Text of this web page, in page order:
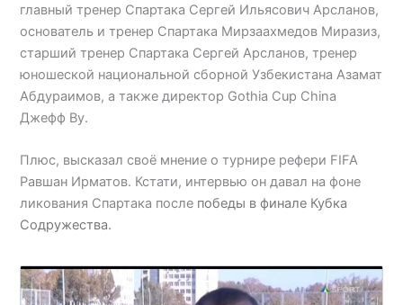
главный тренер Спартака Сергей Ильясович Арсланов,
основатель и тренер Спартака Мирзаахмедов Миразиз,
старший тренер Спартака Сергей Арсланов, тренер
юношеской национальной сборной Узбекистана Азамат
Абдураимов, а также директор Gothia Cup China
Джефф Ву.
Плюс, высказал своё мнение о турнире рефери FIFA
Равшан Ирматов. Кстати, интервью он давал на фоне
ликования Спартака после победы в финале Кубка
Содружества.